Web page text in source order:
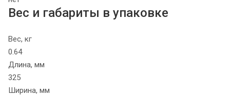
Вес и габариты в упаковке
Вес, кг
0.64
Длина, мм
325
Ширина, мм